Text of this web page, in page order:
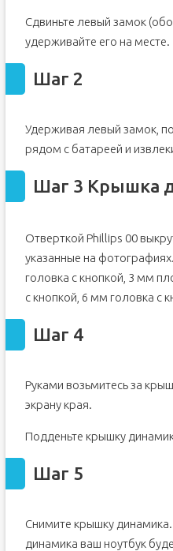
Шаг 15 Передняя крышка
Шаг 17 Вентилятор
Шаг 19
Шаг 20
Сдвиньте левый замок
удерживайте его на месте.
Шаг 2
Удерживая левый замок,
рядом с батареей и
Шаг 3 Крышка
Отверткой Phillips 00
указанные на
головка с кнопкой, 3 мм
с кнопкой, 6 мм головка с
Шаг 4
Руками возьмитесь за
экрану края.
Подденьте крышку
Шаг 5
Снимите крышку
динамика ваш ноутбук